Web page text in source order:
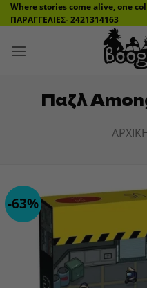
Μετάβαση
στο
Where stories come alive, one
ΠΑΡΑΓΓΕΛΙΕΣ- 2421314163
Παζλ
-63%